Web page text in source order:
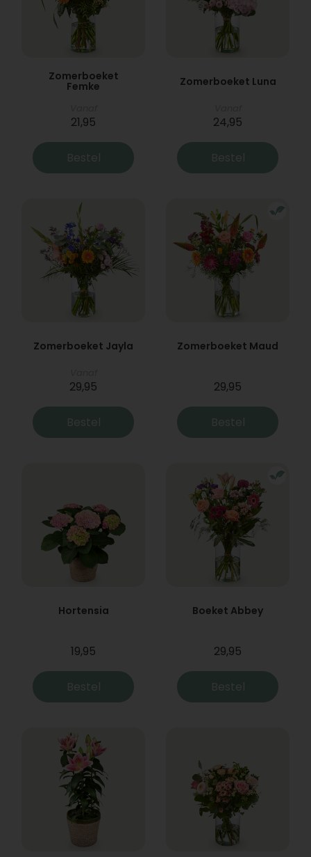
Zomerboeket
Femke
21,95
Bestel
Zomerboeket Luna
24,95
Bestel
Zomerboeket Jayla
29,95
Bestel
Zomerboeket Maud
29,95
Bestel
Hortensia
19,95
Bestel
Boeket Abbey
29,95
Bestel